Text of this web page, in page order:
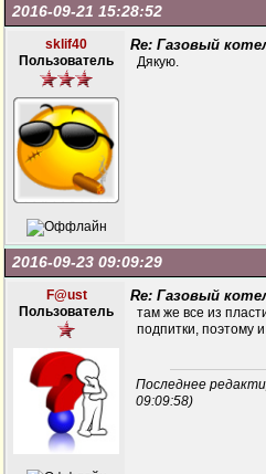
2016-09-21 15:28:52
sklif40
Пользователь
Re: Газовый
Дякую.
2016-09-23 09:09:29
F@ust
Пользователь
Re: Газовый
там же все из
подпитки, поэтому
Последнее
09:09:58)